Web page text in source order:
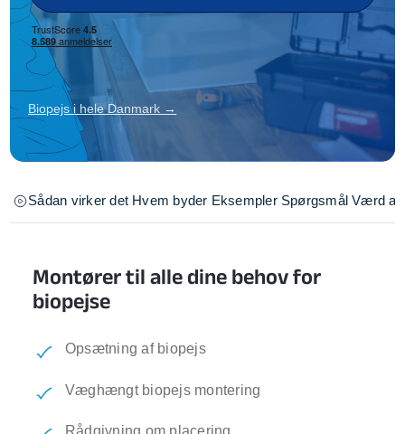
Biopejs i hele Danmark →
Sådan virker det Hvem byder Eksempler Spørgsmål Værd at
Montører til alle dine behov for
biopejse
Opsætning af biopejs
Væghængt biopejs montering